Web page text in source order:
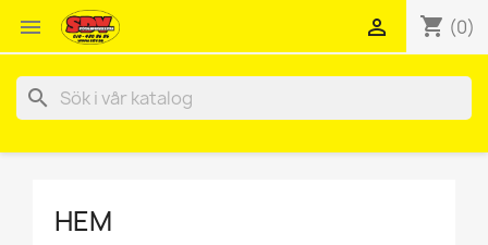
 shopping_cart (0)

search
HEM